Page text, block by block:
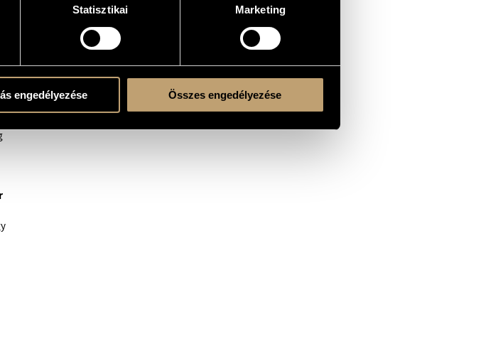
Statisztikai Marketing
engedélyezése Összes engedélyezése